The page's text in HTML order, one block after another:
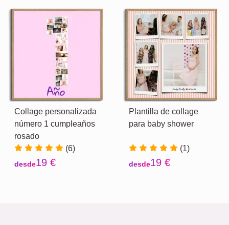
Collage personalizada
número 1 cumpleaños
rosado
(6)
desde19 €
Plantilla de collage
para baby shower
(1)
desde19 €